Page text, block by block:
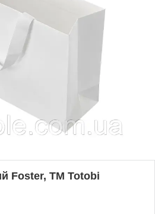
Foster, TM Totobi